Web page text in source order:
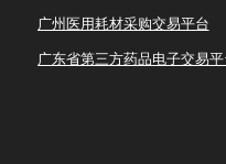
广州医用耗材采购交易平台
广东省第三方药品电子交易